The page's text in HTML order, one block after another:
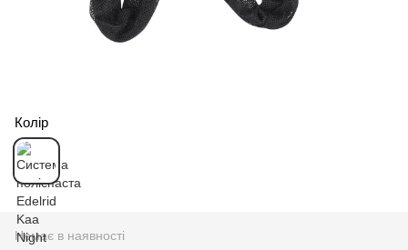
Колір
Немає в наявності